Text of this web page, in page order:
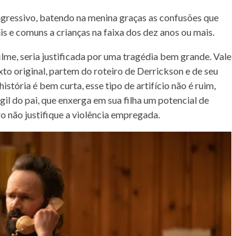
batendo na menina graças as confusões que
e comuns a crianças na faixa dos dez anos ou mais.
seria justificada por uma tragédia bem grande. Vale
original, partem do roteiro de Derrickson e de seu
história é bem curta, esse tipo de artifício não é ruim,
do pai, que enxerga em sua filha um potencial de
não justifique a violência empregada.